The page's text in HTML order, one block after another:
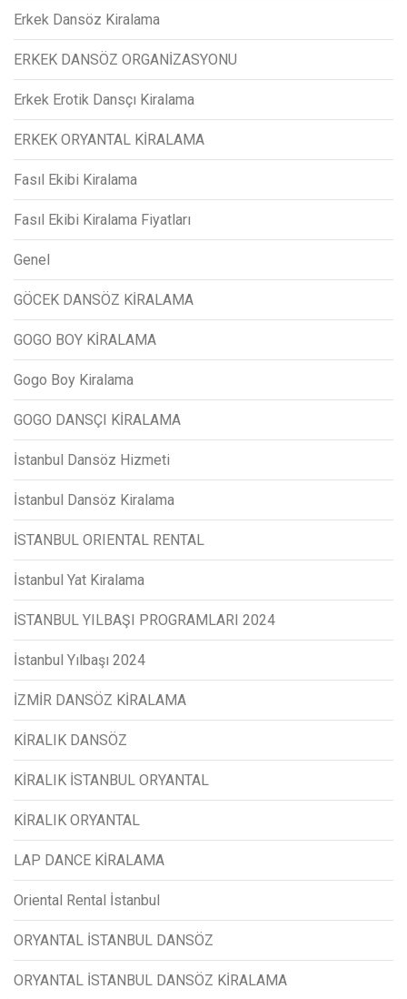
Erkek Dansöz Kiralama
ERKEK DANSÖZ ORGANİZASYONU
Erkek Erotik Dansçı Kiralama
ERKEK ORYANTAL KİRALAMA
Fasıl Ekibi Kiralama
Fasıl Ekibi Kiralama Fiyatları
Genel
GÖCEK DANSÖZ KİRALAMA
GOGO BOY KİRALAMA
Gogo Boy Kiralama
GOGO DANSÇI KİRALAMA
İstanbul Dansöz Hizmeti
İstanbul Dansöz Kiralama
İSTANBUL ORIENTAL RENTAL
İstanbul Yat Kiralama
İSTANBUL YILBAŞI PROGRAMLARI 2024
İstanbul Yılbaşı 2024
İZMİR DANSÖZ KİRALAMA
KİRALIK DANSÖZ
KİRALIK İSTANBUL ORYANTAL
KİRALIK ORYANTAL
LAP DANCE KİRALAMA
Oriental Rental İstanbul
ORYANTAL İSTANBUL DANSÖZ
ORYANTAL İSTANBUL DANSÖZ KİRALAMA